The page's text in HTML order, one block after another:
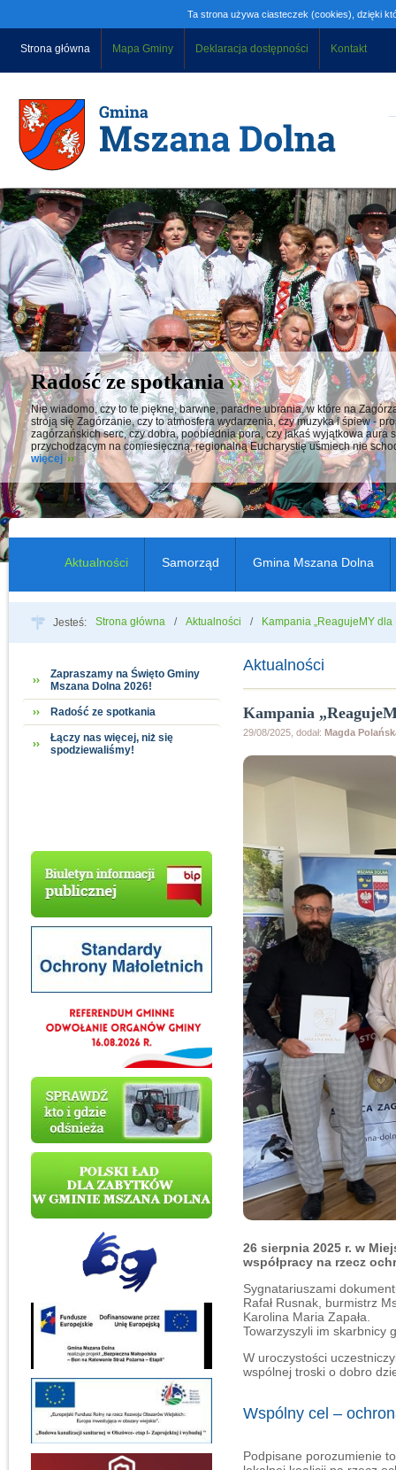
Ta strona używa ciasteczek (cookies), dzięki
Strona główna Mapa Gminy Deklaracja dostępności Kontakt
Radość ze spotkania
Nie wiadomo, czy to te piękne, barwne, paradne ubrania, w które na
stroją się Zagórzanie, czy to atmosfera wydarzenia, czy muzyka i śpiew -
zagórzańskich serc, czy dobra, poobiednia pora, czy jakaś wyjątkowa aura
przychodzącym na comiesięczną, regionalną Eucharystię uśmiech nie
więcej
Aktualności Samorząd Gmina Mszana Dolna
Jesteś: Strona główna Aktualności Kampania „ReagujeMY dla
Zapraszamy na Święto Gminy
Mszana Dolna 2026!
Radość ze spotkania
Łączy nas więcej, niż się
spodziewaliśmy!
Aktualności
Kampania
29/08/2025, dodał: Magda
26 sierpnia 2025 r. w
współpracy na rzecz
Sygnatariuszami
Rafał Rusnak, burmistrz
Karolina Maria Zapała.
Towarzyszyli im skarbnicy
W uroczystości
wspólnej troski o dobro
Wspólny cel –
Podpisane porozumienie